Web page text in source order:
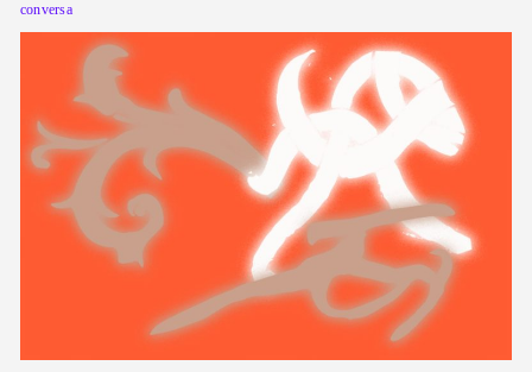
conversa